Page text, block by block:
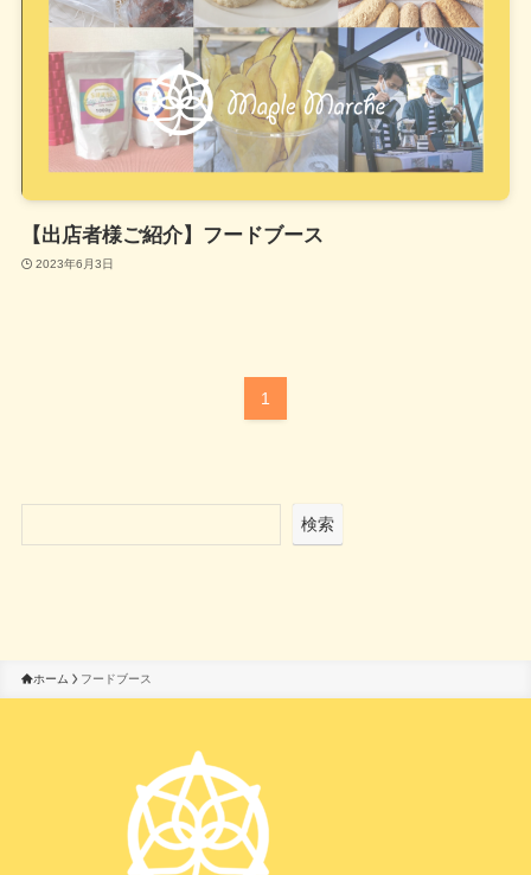
【出店者様ご紹介】フードブース
2023年6月3日
1
検索
ホーム フードブース